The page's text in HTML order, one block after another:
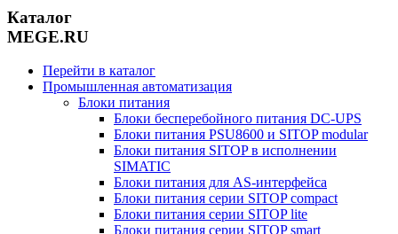
Каталог
MEGE.RU
Перейти в каталог
Промышленная автоматизация
Блоки питания
Блоки бесперебойного питания DC-UPS
Блоки питания PSU8600 и SITOP modular
Блоки питания SITOP в исполнении
SIMATIC
Блоки питания для AS-интерфейса
Блоки питания серии SITOP compact
Блоки питания серии SITOP lite
Блоки питания серии SITOP smart